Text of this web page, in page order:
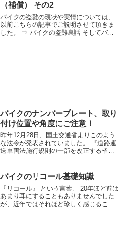
（補償） その2
バイクの盗難の現状や実情については、
以前こちらの記事でご説明させて頂きま
した。 ⇒ バイクの盗難裏話 そしてバイ
バイクのナンバープレート、取り
付け位置や角度にご注意！
昨年12月28日、国土交通省よりこのよう
な法令が発表されていました。 『道路運
送車両法施行規則の一部を改正する省令
やバイクのナンバープレートの取り付け
位置などに関する法
バイクのリコール基礎知識
『リコール』 という言葉。 20年ほど前は
あまり耳にすることもありませんでした
が、近年ではそれほど珍しく感じること